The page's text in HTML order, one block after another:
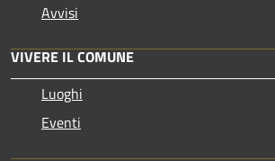
Avvisi
VIVERE IL COMUNE
Luoghi
Eventi